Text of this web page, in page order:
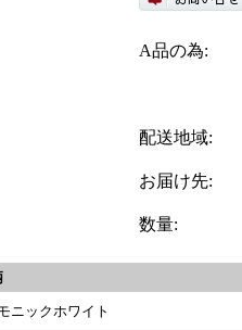
A品の為:
配送地域:
お届け先:
数量:
ニックホワイト